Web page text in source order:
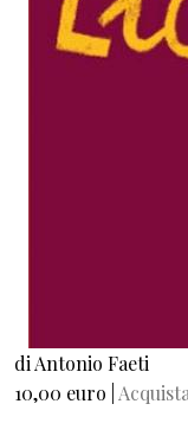
di Antonio Faeti
10,00 euro |